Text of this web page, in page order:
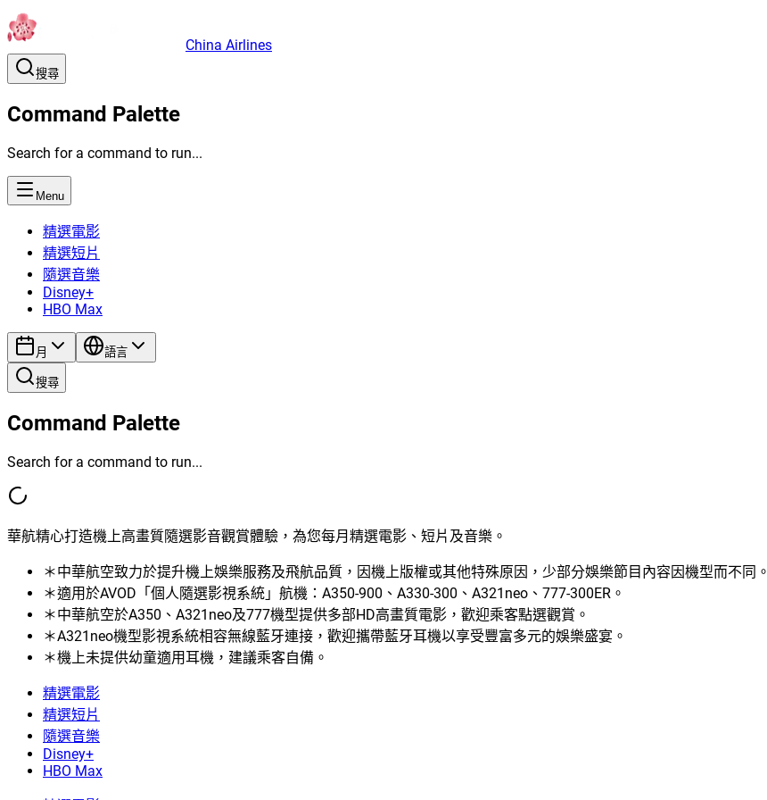
China Airlines
搜尋
Command Palette
Search for a command to run...
Menu
精選電影
精選短片
隨選音樂
Disney+
HBO Max
月 語言
搜尋
Command Palette
Search for a command to run...
華航精心打造機上高畫質隨選影音觀賞體驗，為您每月精選電影、短片及音樂。
＊中華航空致力於提升機上娛樂服務及飛航品質，因機上版權或其他特殊原因，少部分娛樂節目內容因機型而不同。
＊適用於AVOD「個人隨選影視系統」航機：A350-900、A330-300、A321neo、777-300ER。
＊中華航空於A350、A321neo及777機型提供多部HD高畫質電影，歡迎乘客點選觀賞。
＊A321neo機型影視系統相容無線藍牙連接，歡迎攜帶藍牙耳機以享受豐富多元的娛樂盛宴。
＊機上未提供幼童適用耳機，建議乘客自備。
精選電影
精選短片
隨選音樂
Disney+
HBO Max